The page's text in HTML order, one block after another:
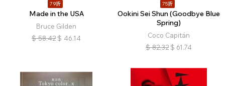
79折
Made in the USA
Bruce Gilden
$ 58.42 $ 46.14
75折
Ookini Sei Shun (Goodbye Blue
Spring)
Coco Capitán
$ 82.32 $ 61.74